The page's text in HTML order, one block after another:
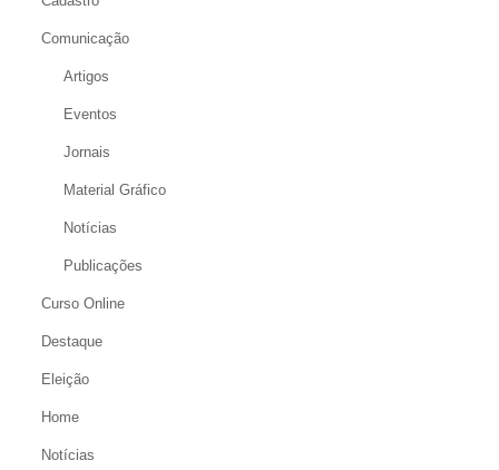
Comunicação
Artigos
Eventos
Jornais
Material Gráfico
Notícias
Publicações
Curso Online
Destaque
Eleição
Home
Notícias